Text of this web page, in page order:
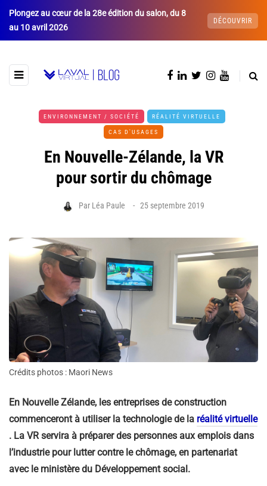
Plongez au cœur de la 28e édition du salon, du 8
au 10 avril 2026
DÉCOUVRIR
ENVIRONNEMENT / SOCIÉTÉ RÉALITÉ VIRTUELLE
CAS D'USAGES
En Nouvelle-Zélande, la VR
pour sortir du chômage
Par Léa Paule 25 septembre 2019
Crédits photos : Maori News
En Nouvelle Zélande, les entreprises de construction
commenceront à utiliser la technologie de la réalité virtuelle
. La VR servira à préparer des personnes aux emplois dans
l’industrie pour lutter contre le chômage, en partenariat
avec le ministère du Développement social.